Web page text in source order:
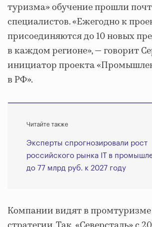
туризма» обучение прошли
специалистов. «Ежегодно к
присоединяются до 10 новых
в каждом регионе», — говорит
инициатор проекта
в РФ».
Читайте также
Эксперты спрогнозировали рост
российского рынка IT в
до 77 млрд руб. к 2027 году
Компании видят в промтуризме